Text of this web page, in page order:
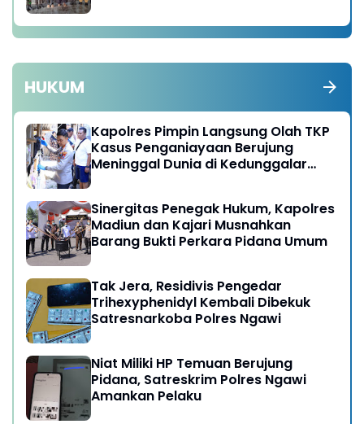
HUKUM
Kapolres Pimpin Langsung Olah TKP
Kasus Penganiayaan Berujung
Meninggal Dunia di Kedunggalar
Sinergitas Penegak Hukum, Kapolres
Madiun dan Kajari Musnahkan
Barang Bukti Perkara Pidana Umum
Tak Jera, Residivis Pengedar
Trihexyphenidyl Kembali Dibekuk
Satresnarkoba Polres Ngawi
Niat Miliki HP Temuan Berujung
Pidana, Satreskrim Polres Ngawi
Amankan Pelaku